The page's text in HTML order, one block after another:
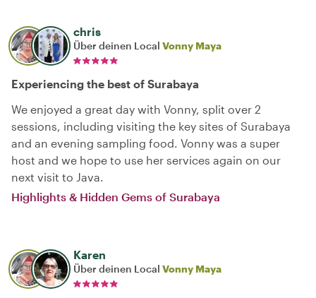
chris
Über deinen Local Vonny Maya
Experiencing the best of Surabaya
We enjoyed a great day with Vonny, split over 2
sessions, including visiting the key sites of Surabaya
and an evening sampling food. Vonny was a super
host and we hope to use her services again on our
next visit to Java.
Highlights & Hidden Gems of Surabaya
Karen
Über deinen Local Vonny Maya